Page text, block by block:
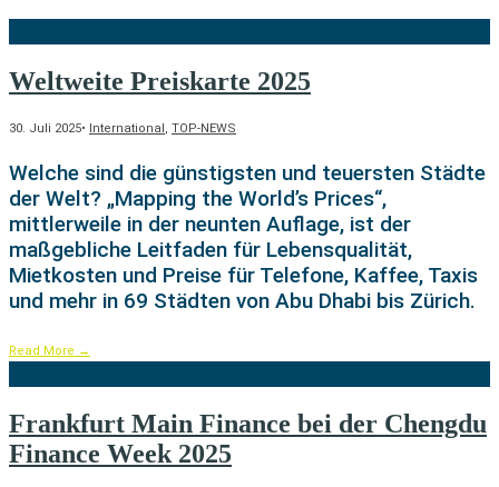
Weltweite Preiskarte 2025
30. Juli 2025• International , TOP-NEWS
Welche sind die günstigsten und teuersten Städte
der Welt? „Mapping the World’s Prices“,
mittlerweile in der neunten Auflage, ist der
maßgebliche Leitfaden für Lebensqualität,
Mietkosten und Preise für Telefone, Kaffee, Taxis
und mehr in 69 Städten von Abu Dhabi bis Zürich.
Read More →
Frankfurt Main Finance bei der Chengdu
Finance Week 2025